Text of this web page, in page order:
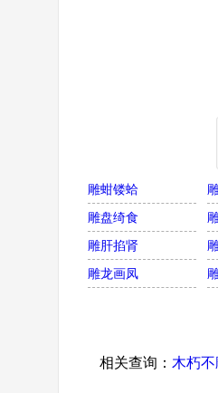
雕蚶镂蛤
雕盘绮食
雕肝掐肾
雕龙画凤
相关查询： 木朽